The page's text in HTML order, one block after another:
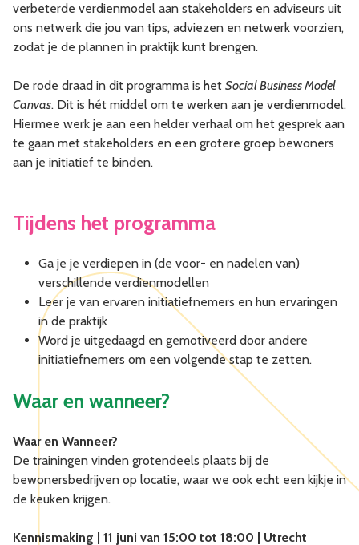
verbeterde verdienmodel aan stakeholders en adviseurs uit
ons netwerk die jou van tips, adviezen en netwerk voorzien,
zodat je de plannen in praktijk kunt brengen.
De rode draad in dit programma is het Social Business Model
Canvas. Dit is hét middel om te werken aan je verdienmodel.
Hiermee werk je aan een helder verhaal om het gesprek aan
te gaan met stakeholders en een grotere groep bewoners
aan je initiatief te binden.
Tijdens het programma
Ga je je verdiepen in (de voor- en nadelen van)
verschillende verdienmodellen
Leer je van ervaren initiatiefnemers en hun ervaringen
in de praktijk
Word je uitgedaagd en gemotiveerd door andere
initiatiefnemers om een volgende stap te zetten.
Waar en wanneer?
Waar en Wanneer?
De trainingen vinden grotendeels plaats bij de
bewonersbedrijven op locatie, waar we ook echt een kijkje in
de keuken krijgen.
Kennismaking | 11 juni van 15:00 tot 18:00 | Utrecht